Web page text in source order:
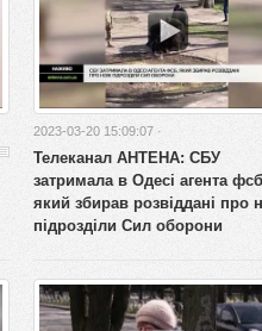
2023-03-20 15:09:07 ·
Телеканал АНТЕНА: СБУ
затримала в Одесі агента
який збирав розвіддані про
підрозділи Сил оборони